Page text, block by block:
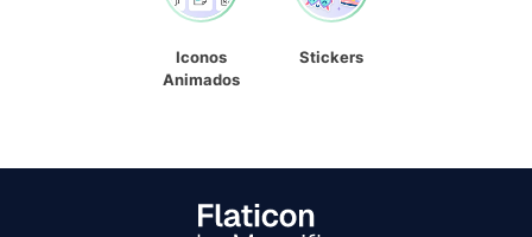
Iconos
Animados
Stickers